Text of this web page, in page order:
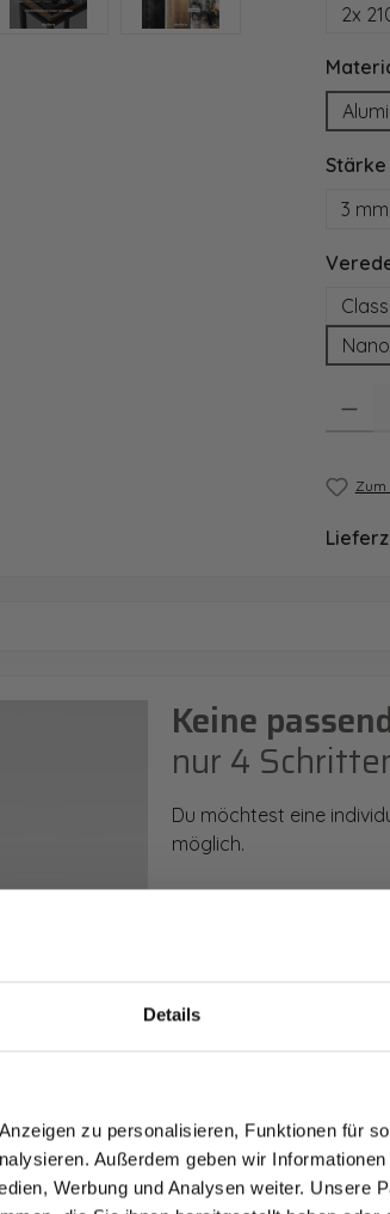
Details
zu personalisieren, Funktionen für
Außerdem geben wir
Werbung und Analysen weiter. Unsere
2x
Stärke
3 mm
Zum
Keine
nur 4
Du möchtest eine
möglich.
So einfach geht es:
Rückwand.
Mithilfe unseres
dargestellt. Parallel
Zum Konfigurator
Jetzt zum Newsletter